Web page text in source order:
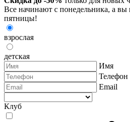
Все начинают с понедельника, а вы
пятницы!
взрослая
детская
Имя
Телефон
Email
Клуб